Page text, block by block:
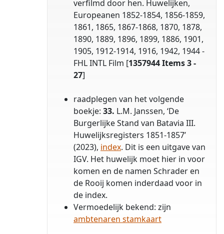
verfilmd door hen. Huwelijken,
Europeanen 1852-1854, 1856-1859,
1861, 1865, 1867-1868, 1870, 1878,
1890, 1889, 1896, 1899, 1886, 1901,
1905, 1912-1914, 1916, 1942, 1944 -
FHL INTL Film [1357944Items 3 -
27]
raadplegen van het volgende
boekje: 33. L.M. Janssen, ‘De
Burgerlijke Stand van Batavia III.
Huwelijksregisters 1851-1857’
(2023), index. Dit is een uitgave van
IGV. Het huwelijk moet hier in voor
komen en de namen Schrader en
de Rooij komen inderdaad voor in
de index.
Vermoedelijk bekend: zijn
ambtenaren stamkaart